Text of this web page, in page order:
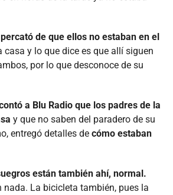
de que ellos no estaban en el
casa y lo que dice es que allí siguen
por lo que desconoce de su
a Blu Radio que los padres de la
y que no saben del paradero de su
entregó detalles de cómo estaban
están también ahí, normal.
nada. La bicicleta también, pues la